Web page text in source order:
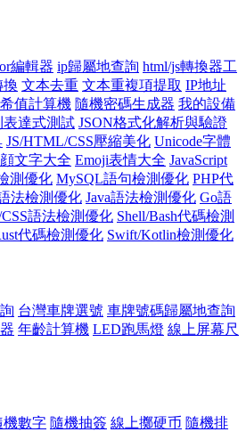
編輯器 ip歸屬地查詢 html/js轉換器工
換 文本去重 文本重複項提取 IP地址
值計算機 隨機密碼生成器 我的設備
表達式測試 JSON格式化解析與驗證
JS/HTML/CSS壓縮美化 Unicode字體
顔文字大全 Emoji表情大全 JavaScript
測優化 MySQL語句檢測優化 PHP代
法檢測優化 Java語法檢測優化 Go語
語法檢測優化 Shell/Bash代碼檢測
代碼檢測優化 Swift/Kotlin檢測優化
台灣車牌選號 車牌號碼歸屬地查詢
年齡計算機 LED跑馬燈 線上屏幕尺
機數字 隨機抽簽 線上擲硬币 隨機排